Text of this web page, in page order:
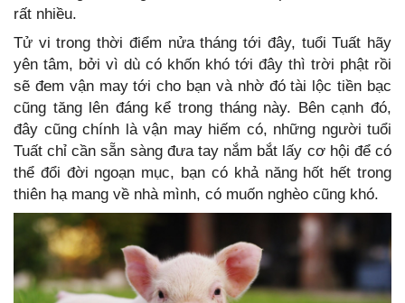
rất nhiều.
Tử vi trong thời điểm nửa tháng tới đây, tuổi Tuất hãy
yên tâm, bởi vì dù có khốn khó tới đây thì trời phật rồi
sẽ đem vận may tới cho bạn và nhờ đó tài lộc tiền bạc
cũng tăng lên đáng kể trong tháng này. Bên cạnh đó,
đây cũng chính là vận may hiếm có, những người tuổi
Tuất chỉ cần sẵn sàng đưa tay nắm bắt lấy cơ hội để có
thể đổi đời ngoạn mục, bạn có khả năng hốt hết trong
thiên hạ mang về nhà mình, có muốn nghèo cũng khó.